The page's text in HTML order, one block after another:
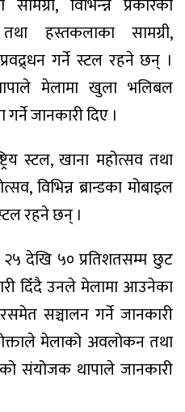
सामग्री, विभिन्न्न प्रकारका
हस्तकलाका सामग्री,
गर्ने स्टल रहने छन् ।
मेलामा खुला भलिबल
जानकारी दिए ।
स्टल, खाना महोत्सव तथा
विभिन्न ब्रान्डका मोबाइल
रहने छन् ।
२५ देखि ५० प्रतिशतसम्म छुट
दिँदै उनले मेलामा आउनेका
सञ्चालन गर्ने जानकारी
मेलाको अवलोकन तथा
संयोजक थापाले जानकारी